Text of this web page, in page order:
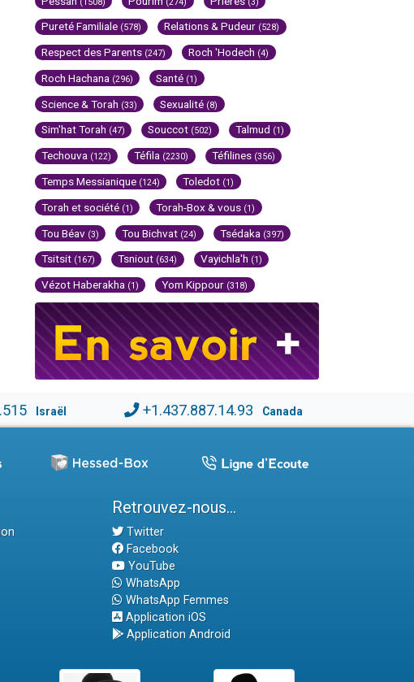
Pureté Familiale (578) Relations & Pudeur (528)
Respect des Parents (247) Roch 'Hodech (4)
Roch Hachana (296) Santé (1)
Science & Torah (33) Sexualité (8)
Sim'hat Torah (47) Souccot (502) Talmud (1)
Techouva (122) Téfila (2230) Téfilines (356)
Temps Messianique (124) Toledot (1)
Torah et société (1) Torah-Box & vous (1)
Tou Béav (3) Tou Bichvat (24) Tsédaka (397)
Tsitsit (167) Tsniout (634) Vayichla'h (1)
Vézot Haberakha (1) Yom Kippour (318)
Israël +1.437.887.14.93 Canada
Retrouvez-nous...
Twitter
Facebook
YouTube
WhatsApp
WhatsApp Femmes
Application iOS
Application Android